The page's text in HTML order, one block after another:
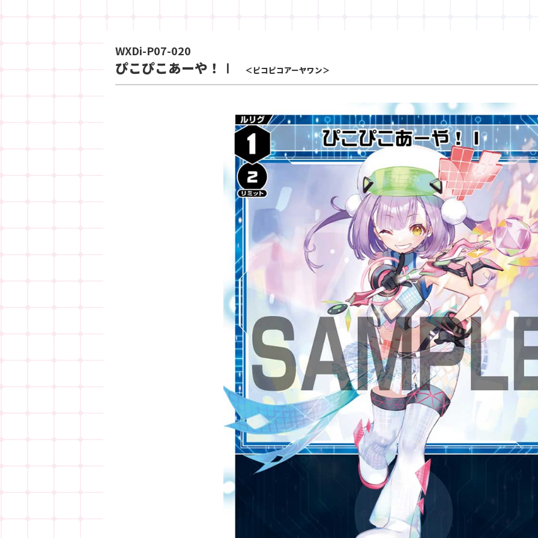
WXDi-P07-020
ぴこぴこあーや！Ⅰ ＜ピコピコアーヤワン＞